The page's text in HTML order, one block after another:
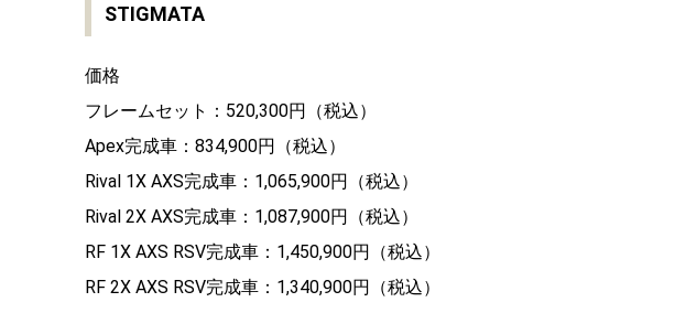
STIGMATA
価格
フレームセット：520,300円（税込）
Apex完成車：834,900円（税込）
Rival 1X AXS完成車：1,065,900円（税込）
Rival 2X AXS完成車：1,087,900円（税込）
RF 1X AXS RSV完成車：1,450,900円（税込）
RF 2X AXS RSV完成車：1,340,900円（税込）